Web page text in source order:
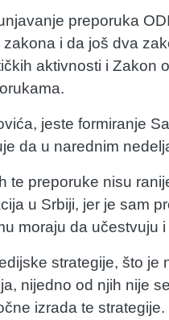
preporuka
i da još dva
aktivnosti i Zakon
jeste formiranje
da u narednim
te preporuke nisu
u Srbiji, jer je sam
moraju da učestvuju
strategije, što
nijedno od njih nije
izrada te